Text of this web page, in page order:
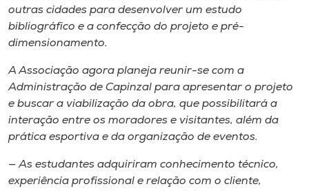
outras cidades para desenvolver um estudo
bibliográfico e a confecção do projeto e pré-
dimensionamento.
A Associação agora planeja reunir-se com a
Administração de Capinzal para apresentar o projeto
e buscar a viabilização da obra, que possibilitará a
interação entre os moradores e visitantes, além da
prática esportiva e da organização de eventos.
— As estudantes adquiriram conhecimento técnico,
experiência profissional e relação com o cliente,